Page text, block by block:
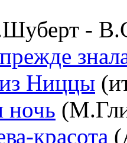
-
из Ниццы
ночь
красота